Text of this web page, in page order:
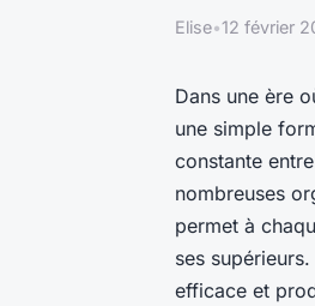
Elise•12 février
Dans une ère
une simple
constante
nombreuses
permet à
ses
efficace et